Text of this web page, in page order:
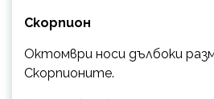
Скорпион
Октомври носи дълбоки
Скорпионите.